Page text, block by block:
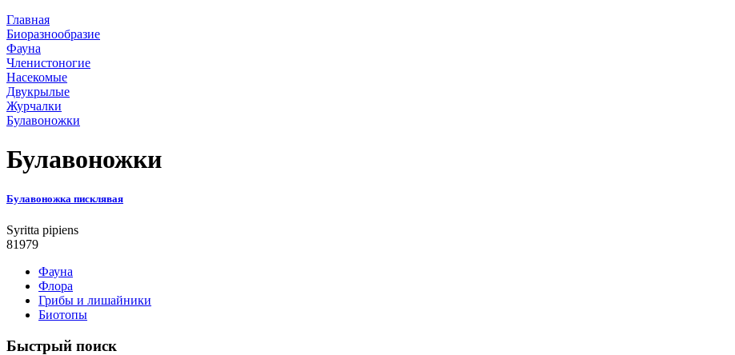
Главная
Биоразнообразие
Фауна
Членистоногие
Насекомые
Двукрылые
Журчалки
Булавоножки
Булавоножки
Булавоножка писклявая
Syritta pipiens
81979
Фауна
Флора
Грибы и лишайники
Биотопы
Быстрый поиск